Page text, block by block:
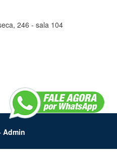
246 - sala 104
Admin